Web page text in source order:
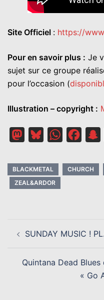
Site Officiel : https://
Pour en savoir plus : Je
sujet sur ce groupe
pour l’occasion (
Illustration – copyright :
MastodonBlueskyWhatsApp
BLACKMETAL CHURCH
ZEAL&ARDOR
D’ARTICLE
SUNDAY MUSIC !
Quintana Dead
« Go